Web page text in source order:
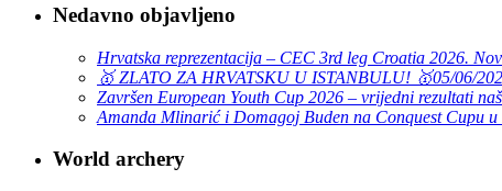
Nedavno objavljeno
Hrvatska reprezentacija – CEC 3rd leg Croatia 2026.
🥇 ZLATO ZA HRVATSKU U ISTANBULU! 🥇05/06/
Završen European Youth Cup 2026 – vrijedni rezultati
Amanda Mlinarić i Domagoj Buden na Conquest Cupu u
World archery